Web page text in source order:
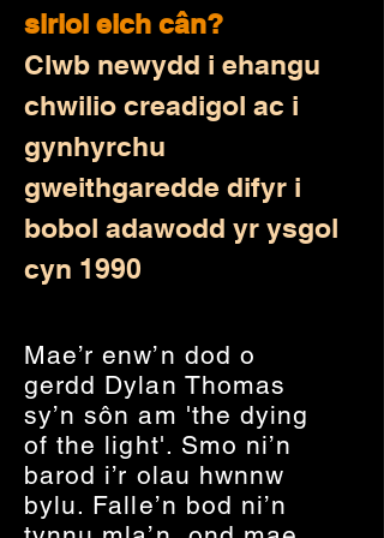
siriol eich cân?
Clwb newydd i ehangu
chwilio creadigol ac i
gynhyrchu
gweithgaredde difyr i
bobol adawodd yr ysgol
cyn 1990
Mae’r enw’n dod o
gerdd Dylan Thomas
sy’n sôn am 'the dying
of the light'. Smo ni’n
barod i’r olau hwnnw
bylu. Falle’n bod ni’n